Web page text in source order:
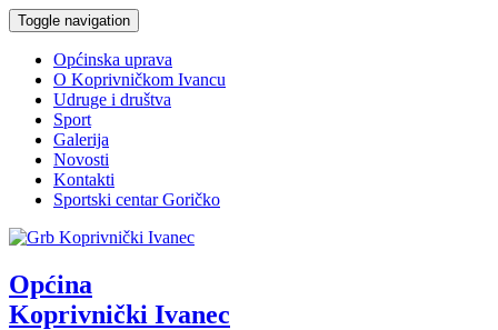
Toggle navigation
Općinska uprava
O Koprivničkom Ivancu
Udruge i društva
Sport
Galerija
Novosti
Kontakti
Sportski centar Goričko
Općina
Koprivnički Ivanec